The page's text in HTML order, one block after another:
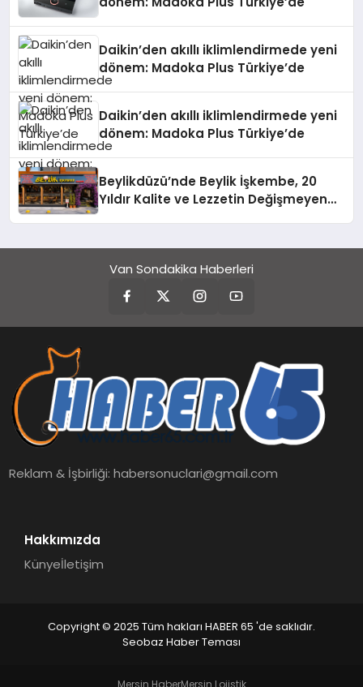
Daikin’den akıllı iklimlendirmede yeni
dönem: Madoka Plus Türkiye’de
Daikin’den akıllı iklimlendirmede yeni
dönem: Madoka Plus Türkiye’de
Beylikdüzü’nde Beylik İşkembe, 20
Yıldır Kalite ve Lezzetin Değişmeyen
Van Sondakika Haberleri
Reklam & İşbirliği:habersonuclari@gmail.com
Hakkımızda
Künyeİletişim
Copyright © 2025 Tüm hakları HABER 65 'de saklıdır.
Seobaz Haber Teması
Mersin HaberMersin Lojistik